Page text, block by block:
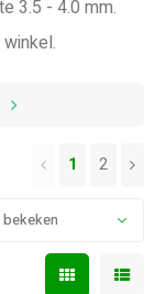
3.5 - 4.0 mm.
1 2